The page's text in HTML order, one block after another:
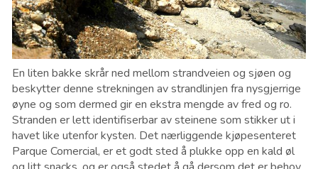
En liten bakke skrår ned mellom strandveien og sjøen og
beskytter denne strekningen av strandlinjen fra nysgjerrige
øyne og som dermed gir en ekstra mengde av fred og ro.
Stranden er lett identifiserbar av steinene som stikker ut i
havet like utenfor kysten. Det nærliggende kjøpesenteret
Parque Comercial, er et godt sted å plukke opp en kald øl